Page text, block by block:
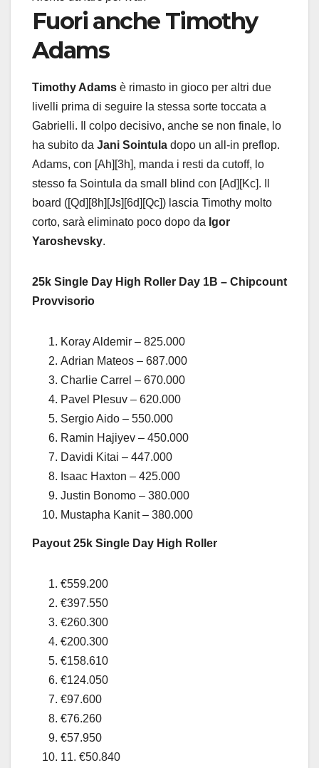
Fuori anche Timothy
Adams
Timothy Adams è rimasto in gioco per altri due
livelli prima di seguire la stessa sorte toccata a
Gabrielli. Il colpo decisivo, anche se non finale, lo
ha subito da Jani Sointula dopo un all-in preflop.
Adams, con [Ah][3h], manda i resti da cutoff, lo
stesso fa Sointula da small blind con [Ad][Kc]. Il
board ([Qd][8h][Js][6d][Qc]) lascia Timothy molto
corto, sarà eliminato poco dopo da Igor
Yaroshevsky.
25k Single Day High Roller Day 1B – Chipcount
Provvisorio
Koray Aldemir – 825.000
Adrian Mateos – 687.000
Charlie Carrel – 670.000
Pavel Plesuv – 620.000
Sergio Aido – 550.000
Ramin Hajiyev – 450.000
Davidi Kitai – 447.000
Isaac Haxton – 425.000
Justin Bonomo – 380.000
Mustapha Kanit – 380.000
Payout 25k Single Day High Roller
€559.200
€397.550
€260.300
€200.300
€158.610
€124.050
€97.600
€76.260
€57.950
11. €50.840